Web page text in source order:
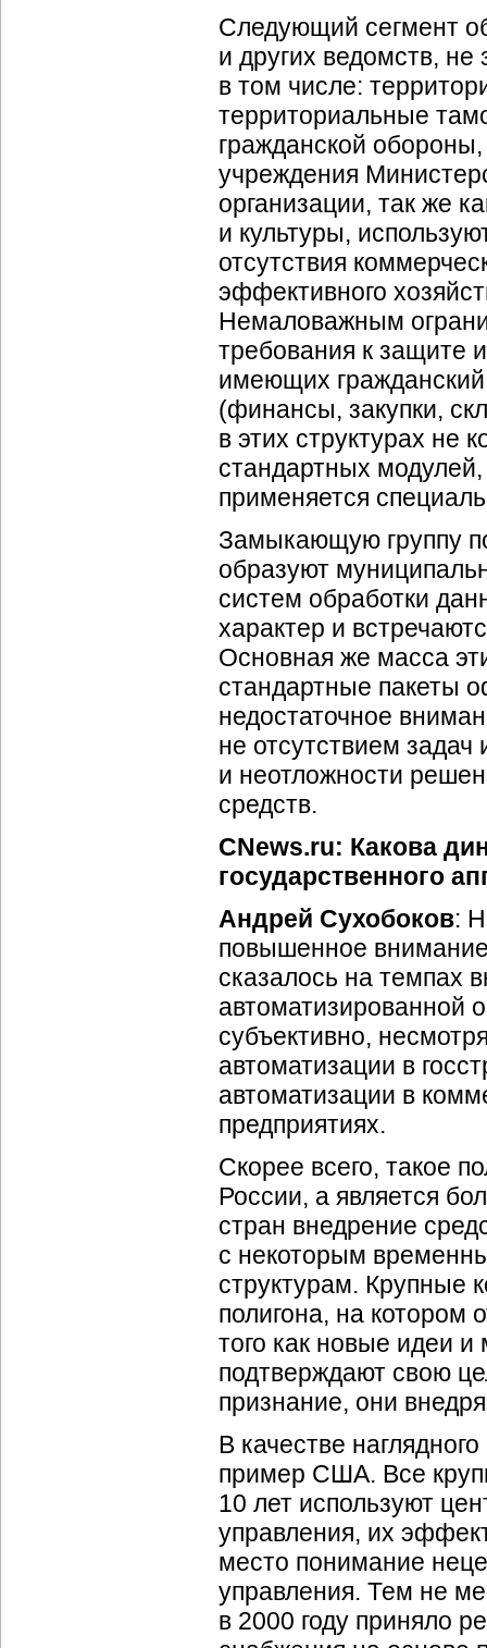
Следующий сегмент
и других ведомств,
в том числе:
территориальные
гражданской
учреждения
организации, так же
и культуры,
отсутствия
эффективного
Немаловажным
требования к защите
имеющих
(финансы, закупки,
в этих структурах не
стандартных
применяется
Замыкающую группу
образуют
систем обработки
характер и
Основная же масса
стандартные пакеты
недостаточное
не отсутствием
и неотложности
средств.
CNews.ru: Какова
государственного
Андрей Сухобоков:
повышенное
сказалось на темпах
автоматизированной
субъективно,
автоматизации в
автоматизации в
предприятиях.
Скорее всего, такое
России, а является
стран внедрение
с некоторым
структурам. Крупные
полигона, на котором
того как новые идеи
подтверждают свою
признание, они
В качестве
пример США. Все
10 лет используют
управления, их
место понимание
управления. Тем не
в 2000 году приняло